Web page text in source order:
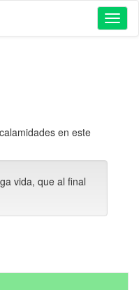
en este
vida, que al final